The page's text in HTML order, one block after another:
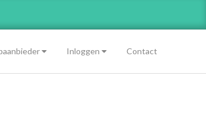
Inloggen Contact